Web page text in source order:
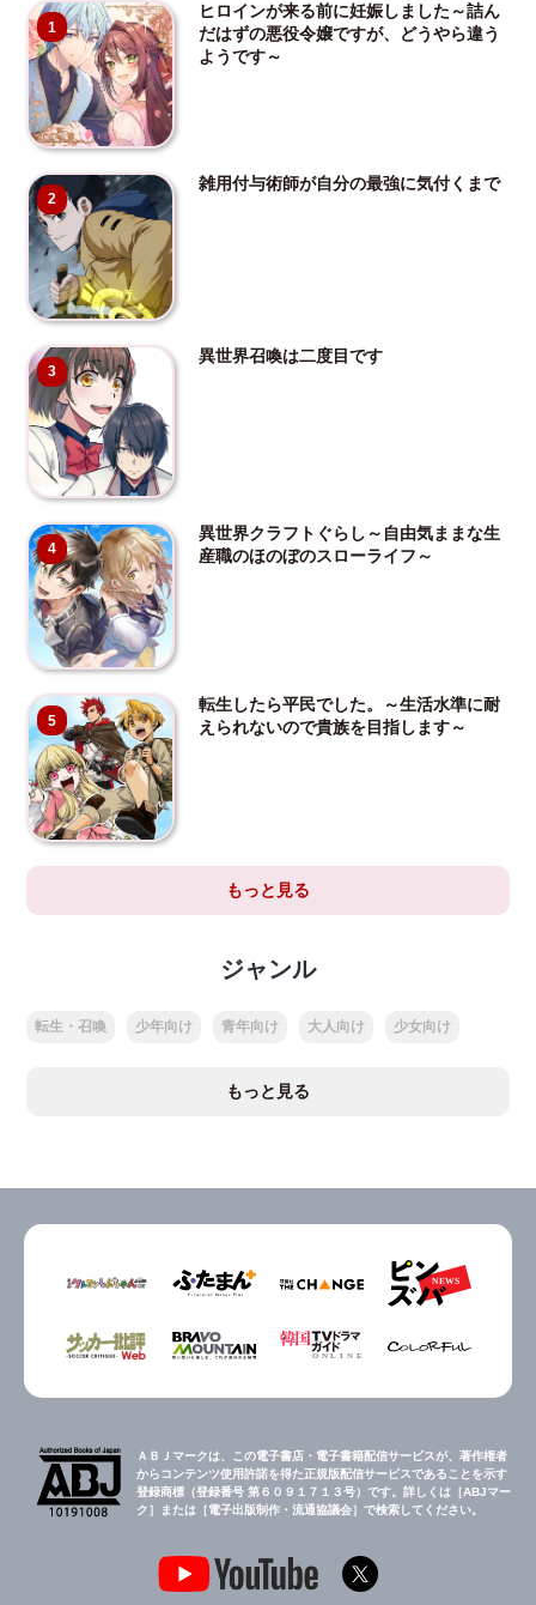
1
ヒロインが来る前に妊娠しました～詰ん
だはずの悪役令嬢ですが、どうやら違う
ようです～
2
雑用付与術師が自分の最強に気付くまで
3
異世界召喚は二度目です
4
異世界クラフトぐらし～自由気ままな生
産職のほのぼのスローライフ～
5
転生したら平民でした。～生活水準に耐
えられないので貴族を目指します～
もっと見る
ジャンル
転生・召喚 少年向け 青年向け 大人向け 少女向け
もっと見る
ＡＢＪマークは、この電子書店・電子書籍配信サービスが、著作権者
からコンテンツ使用許諾を得た正規版配信サービスであることを示す
登録商標（登録番号 第６０９１７１３号）です。詳しくは［ABJマー
ク］または［電子出版制作・流通協議会］で検索してください。